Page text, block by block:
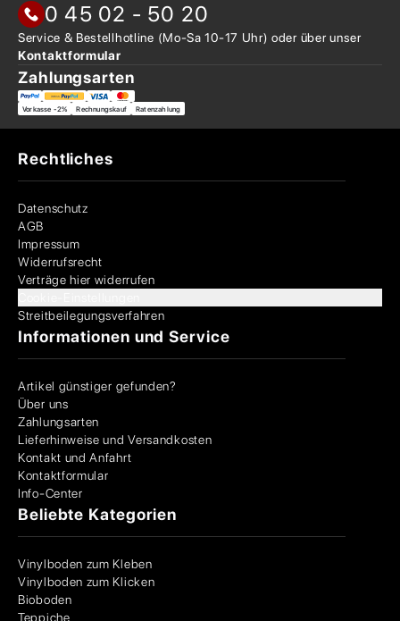
0 45 02 - 50 20
Service & Bestellhotline (Mo-Sa 10-17 Uhr) oder überunser
Kontaktformular
Zahlungsarten
Vorkasse -2% Rechnungskauf Ratenzahlung
Rechtliches
Datenschutz
AGB
Impressum
Widerrufsrecht
Verträge hier widerrufen
Streitbeilegungsverfahren
Informationen und Service
Artikel günstiger gefunden?
Über uns
Zahlungsarten
Lieferhinweise und Versandkosten
Kontakt und Anfahrt
Kontaktformular
Info-Center
Beliebte Kategorien
Vinylboden zum Kleben
Vinylboden zum Klicken
Bioboden
Teppiche